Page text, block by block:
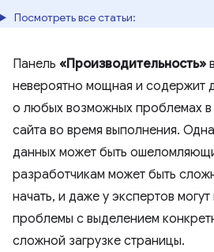
Посмотреть все статьи:
Панель «Производительность»
невероятно мощная и содержит
о любых возможных проблемах в
сайта во время выполнения.
данных может быть
разработчикам может быть
начать, и даже у экспертов могут
проблемы с выделением
сложной загрузке страницы.